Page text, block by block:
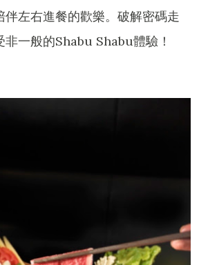
伴左右進餐的歡樂。破解密碼走
一般的Shabu Shabu體驗！